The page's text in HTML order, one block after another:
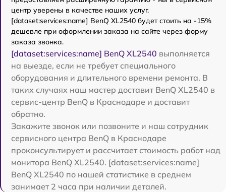
центр уверены в качестве наших услуг.
[dataset:services:name] BenQ XL2540 будет стоить на -15%
дешевле при оформлении заказа на сайте через форму
заказа звонка.
[dataset:services:name] BenQ XL2540 выполняется
на выезде, если не требует специального
оборудования и длительного времени ремонта. В
таких случаях наш мастер доставит BenQ XL2540 в
сервис-центр BenQ в Краснодаре и доставит
обратно.
Закажите звонок или позвоните и наш сотрудник
сервисного центра BenQ в Краснодаре
проконсультирует и рассчитает стоимость работ над
монитора BenQ XL2540. [dataset:services:name]
BenQ XL2540 по нашей статистике в среднем
занимает 2 часа при наличии деталей.